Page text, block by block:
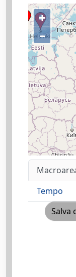
+
–
Tempo
Salva